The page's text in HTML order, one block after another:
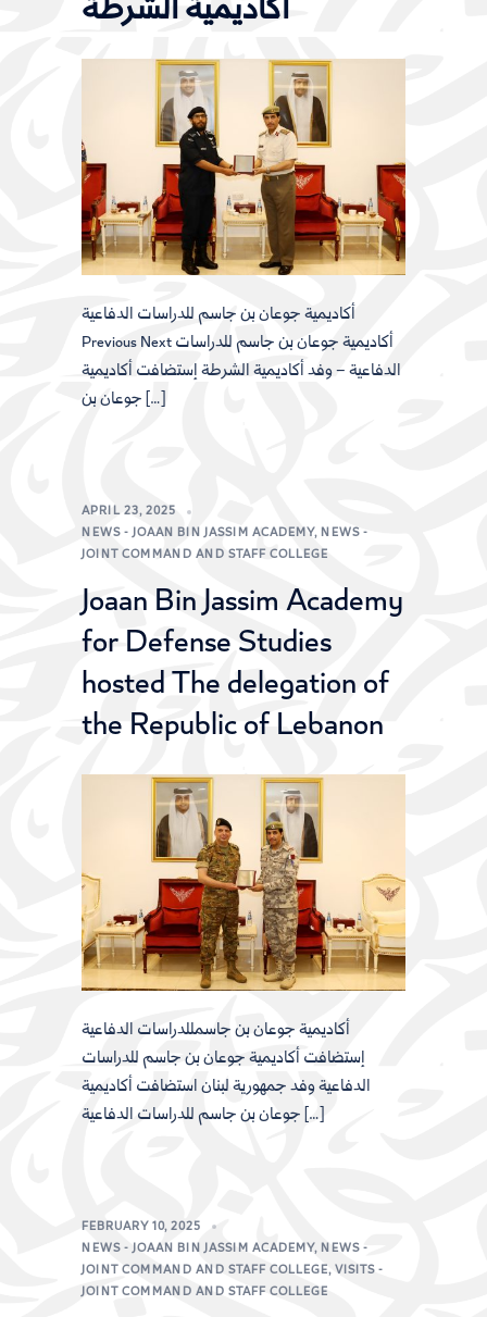
أكاديمية الشرطة
أكاديمية جوعان بن جاسم للدراسات الدفاعية
Previous Next أكاديمية جوعان بن جاسم للدراسات
الدفاعية – وفد أكاديمية الشرطة إستضافت أكاديمية
جوعان بن […]
APRIL 23, 2025
NEWS - JOAAN BIN JASSIM ACADEMY, NEWS -
JOINT COMMAND AND STAFF COLLEGE
Joaan Bin Jassim Academy
for Defense Studies
hosted The delegation of
the Republic of Lebanon
أكاديمية جوعان بن جاسمللدراسات الدفاعية
إستضافت أكاديمية جوعان بن جاسم للدراسات
الدفاعية وفد جمهورية لبنان استضافت أكاديمية
جوعان بن جاسم للدراسات الدفاعية […]
FEBRUARY 10, 2025
NEWS - JOAAN BIN JASSIM ACADEMY, NEWS -
JOINT COMMAND AND STAFF COLLEGE, VISITS -
JOINT COMMAND AND STAFF COLLEGE